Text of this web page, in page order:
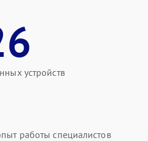
устройств
работы специалистов